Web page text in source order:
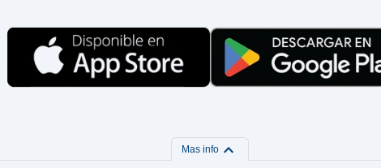
Mas info expand_more